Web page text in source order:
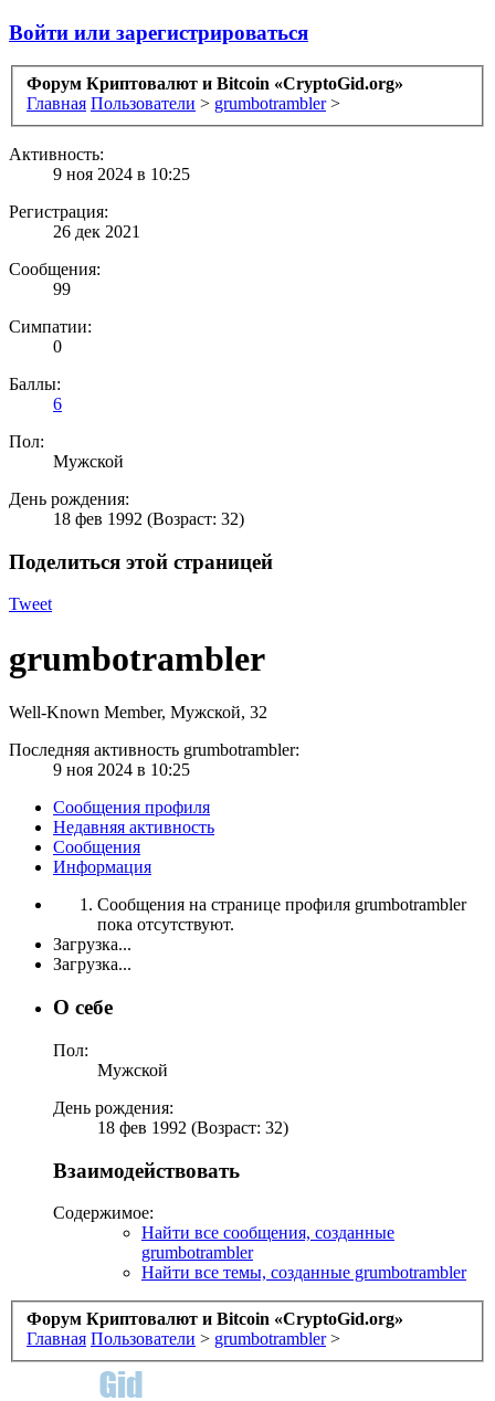
Войти или зарегистрироваться
Форум Криптовалют и Bitcoin «CryptoGid.org»
Главная Пользователи > grumbotrambler >
Активность:
9 ноя 2024 в 10:25
Регистрация:
26 дек 2021
Сообщения:
99
Симпатии:
0
Баллы:
6
Пол:
Мужской
День рождения:
18 фев 1992 (Возраст: 32)
Поделиться этой страницей
Tweet
grumbotrambler
Well-Known Member, Мужской, 32
Последняя активность grumbotrambler:
9 ноя 2024 в 10:25
Сообщения профиля
Недавняя активность
Сообщения
Информация
Сообщения на странице профиля grumbotrambler
пока отсутствуют.
Загрузка...
Загрузка...
О себе
Пол:
Мужской
День рождения:
18 фев 1992 (Возраст: 32)
Взаимодействовать
Содержимое:
Найти все сообщения, созданные
grumbotrambler
Найти все темы, созданные grumbotrambler
Форум Криптовалют и Bitcoin «CryptoGid.org»
Главная Пользователи > grumbotrambler >